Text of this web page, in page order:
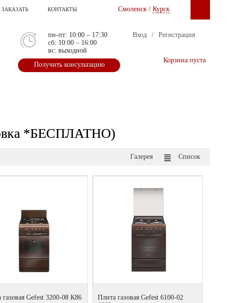
Получить консультацию
пн-пт: 10:00 – 17:30
сб: 10:00 – 16:00
вс: выходной
Смоленск / Курск
ЗАКАЗАТЬ КОНТАКТЫ
Вход / Регистрация
Корзина пуста
*БЕСПЛАТНО)
Галерея Список
газовая Gefest 3200-08 К86
Плита газовая Gefest 6100-02